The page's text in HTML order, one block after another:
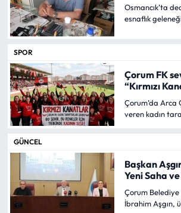
Osmancık’ta
esnaflık
değiştiği gibi
kişi 'nasıl daha
düşüncesiyle
ahilik kültürü
Nerede o eski
SPOR
Çorum FK
“Kırmızı
kurdu
Çorum’da Arca
veren kadın
grup, kırmızı-
Lig’de destek
GÜNCEL
Başkan
Yeni Saha
Yolda!
Çorum Belediye
İbrahim Aşgın,
Güncel
İskilip Haberleri
Kargı Haberleri
Kimdir?
Kültür Sanat
Laçin Haberleri
Magazin